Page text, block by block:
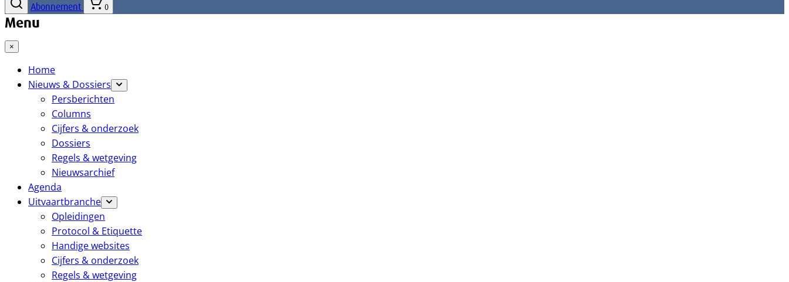
Abonnement 0
Menu
×
Home
Nieuws & Dossiers
Persberichten
Columns
Cijfers & onderzoek
Dossiers
Regels & wetgeving
Nieuwsarchief
Agenda
Uitvaartbranche
Opleidingen
Protocol & Etiquette
Handige websites
Cijfers & onderzoek
Regels & wetgeving